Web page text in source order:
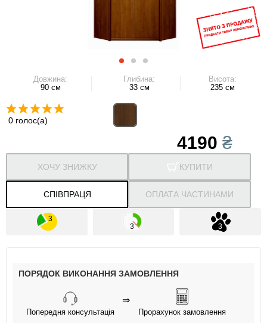
Довжина:
90 см
Глибина:
33 см
Висота:
235 см
0 голос(а)
4190₴
КУПИТИ
СПІВПРАЦЯ
ХОЧУ ЗНИЖКУ
ОПЛАТА ЧАСТИНАМИ
ПОРЯДОК ВИКОНАННЯ ЗАМОВЛЕННЯ
Попередня консультація
⇒
Прорахунок замовлення